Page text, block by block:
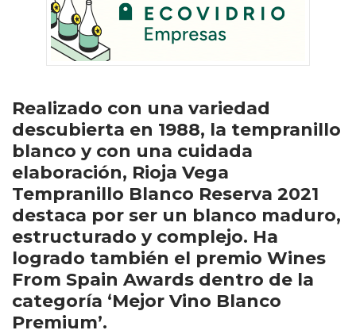
Realizado con una variedad
descubierta en 1988, la tempranillo
blanco y con una cuidada
elaboración, Rioja Vega
Tempranillo Blanco Reserva 2021
destaca por ser un blanco maduro,
estructurado y complejo. Ha
logrado también el premio Wines
From Spain Awards dentro de la
categoría ‘Mejor Vino Blanco
Premium’.